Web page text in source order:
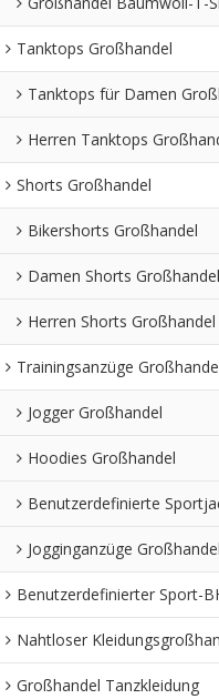
Tanktops Großhandel
Tanktops für Damen
Herren Tanktops
Shorts Großhandel
Bikershorts Großhandel
Damen Shorts Großhandel
Herren Shorts Großhandel
Trainingsanzüge
Jogger Großhandel
Hoodies Großhandel
Benutzerdefinierte
Jogginganzüge Großhandel
Benutzerdefinierter Sport-
Nahtloser
Großhandel Tanzkleidung